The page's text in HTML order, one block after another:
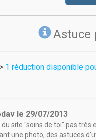
Astuce
1 réduction disponible
le 29/07/2013
site "soins de toi" pas
une photo, des astuces